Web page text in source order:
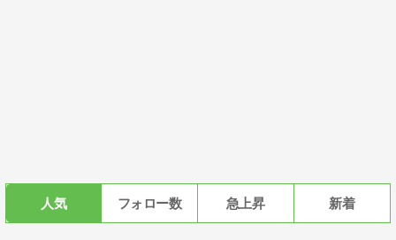
人気 フォロー数 急上昇 新着